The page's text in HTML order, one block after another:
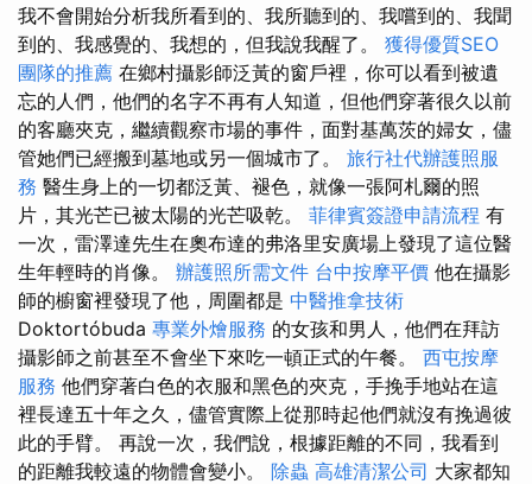
我不會開始分析我所看到的、我所聽到的、我嚐到的、我聞
到的、我感覺的、我想的，但我說我醒了。 獲得優質SEO
團隊的推薦 在鄉村攝影師泛黃的窗戶裡，你可以看到被遺
忘的人們，他們的名字不再有人知道，但他們穿著很久以前
的客廳夾克，繼續觀察市場的事件，面對基萬茨的婦女，儘
管她們已經搬到墓地或另一個城市了。 旅行社代辦護照服
務 醫生身上的一切都泛黃、褪色，就像一張阿札爾的照
片，其光芒已被太陽的光芒吸乾。 菲律賓簽證申請流程 有
一次，雷澤達先生在奧布達的弗洛里安廣場上發現了這位醫
生年輕時的肖像。 辦護照所需文件 台中按摩平價 他在攝影
師的櫥窗裡發現了他，周圍都是 中醫推拿技術
Doktortóbuda 專業外燴服務 的女孩和男人，他們在拜訪
攝影師之前甚至不會坐下來吃一頓正式的午餐。 西屯按摩
服務 他們穿著白色的衣服和黑色的夾克，手挽手地站在這
裡長達五十年之久，儘管實際上從那時起他們就沒有挽過彼
此的手臂。 再說一次，我們說，根據距離的不同，我看到
的距離我較遠的物體會變小。 除蟲 高雄清潔公司 大家都知